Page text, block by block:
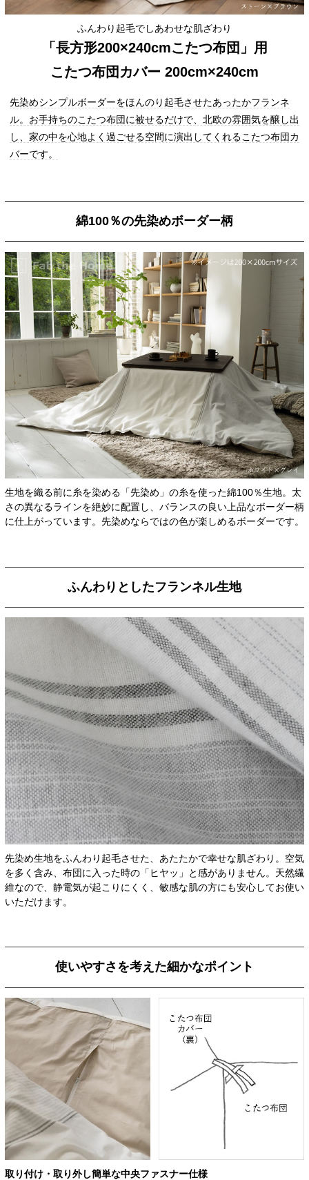
ふんわり起毛でしあわせな肌ざわり
「長方形200×240cmこたつ布団」用
こたつ布団カバー 200cm×240cm
先染めシンプルボーダーをほんのり起毛させたあったかフランネ
ル。お手持ちのこたつ布団に被せるだけで、北欧の雰囲気を醸し出
し、家の中を心地よく過ごせる空間に演出してくれるこたつ布団カ
バーです。
綿100％の先染めボーダー柄
生地を織る前に糸を染める「先染め」の糸を使った綿100％生地。太
さの異なるラインを絶妙に配置し、バランスの良い上品なボーダー柄
に仕上がっています。先染めならではの色が楽しめるボーダーです。
ふんわりとしたフランネル生地
先染め生地をふんわり起毛させた、あたたかで幸せな肌ざわり。空気
を多く含み、布団に入った時の「ヒヤッ」と感がありません。天然繊
維なので、静電気が起こりにくく、敏感な肌の方にも安心してお使い
いただけます。
使いやすさを考えた細かなポイント
取り付け・取り外し簡単な中央ファスナー仕様